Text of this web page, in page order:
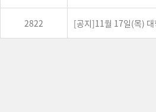
2822 [공지]11월 17일(목) 대